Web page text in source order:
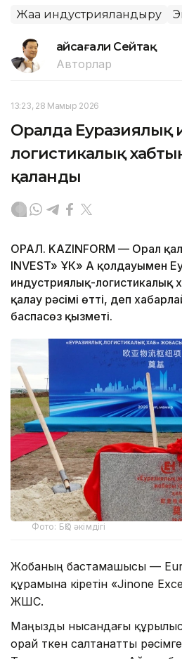
Жаңа индустрияландыру
Ғайсағали Сейтақ
Авторлар
13:23, 28 Мамыр 2026
Оралда Еуразиялық
логистикалық
қаланды
ОРАЛ. KAZINFORM — Орал
INVEST» ҰК» АҚ қолдауымен
индустриялық-логистикалық
қалау рәсімі өтті, деп
баспасөз қызметі.
Фото: БҚО әкімдігі
Жобаның бастамашысы —
құрамына кіретін «Jinone
ЖШС.
Маңызды нысандағы
орай өткен салтанатты